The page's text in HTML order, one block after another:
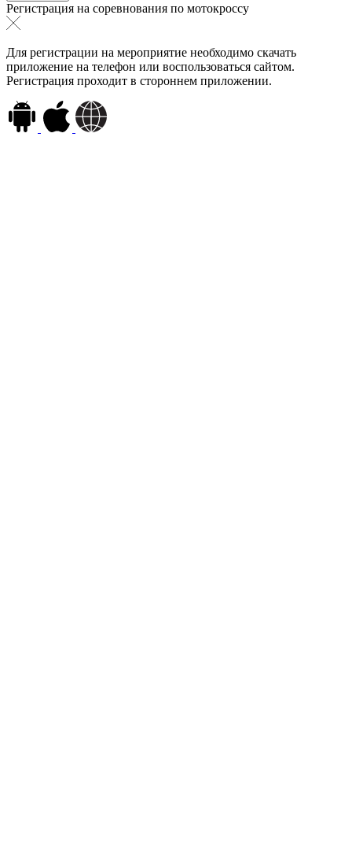
Регистрация на соревнования по мотокроссу
Для регистрации на мероприятие необходимо скачать
приложение на телефон или воспользоваться сайтом.
Регистрация проходит в стороннем приложении.